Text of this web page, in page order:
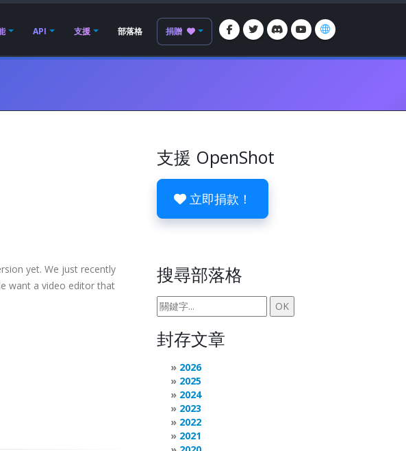
API 支援 部落格 捐贈
yet. We just recently
want a video editor that
支援 OpenShot
立即捐款！
搜尋部落格
封存文章
2026
2025
2024
2023
2022
2021